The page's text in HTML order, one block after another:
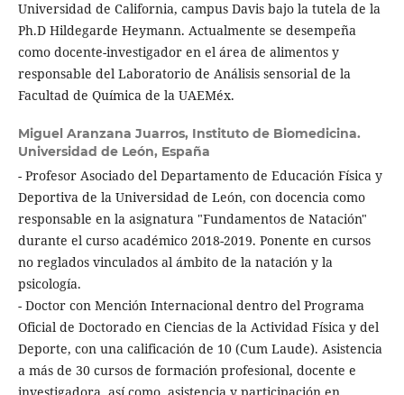
Universidad de California, campus Davis bajo la tutela de la
Ph.D Hildegarde Heymann. Actualmente se desempeña
como docente-investigador en el área de alimentos y
responsable del Laboratorio de Análisis sensorial de la
Facultad de Química de la UAEMéx.
Miguel Aranzana Juarros, Instituto de Biomedicina.
Universidad de León, España
- Profesor Asociado del Departamento de Educación Física y
Deportiva de la Universidad de León, con docencia como
responsable en la asignatura "Fundamentos de Natación"
durante el curso académico 2018-2019. Ponente en cursos
no reglados vinculados al ámbito de la natación y la
psicología.
- Doctor con Mención Internacional dentro del Programa
Oficial de Doctorado en Ciencias de la Actividad Física y del
Deporte, con una calificación de 10 (Cum Laude). Asistencia
a más de 30 cursos de formación profesional, docente e